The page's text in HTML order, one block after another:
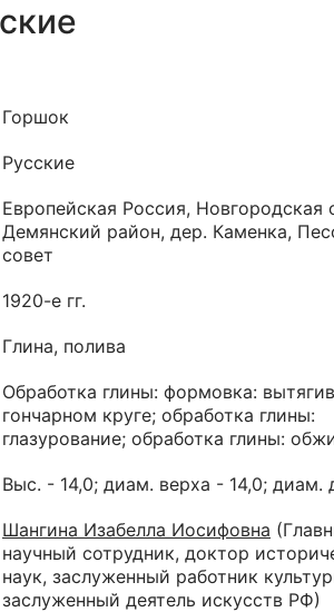
Горшок
Русские
Европейская Россия, Новгородская
Демянский район, дер. Каменка,
совет
1920-е гг.
Глина, полива
Обработка глины: формовка:
гончарном круге; обработка глины:
глазурование; обработка глины:
Выс. - 14,0; диам. верха - 14,0; диам.
Шангина Изабелла Иосифовна
научный сотрудник, доктор
наук, заслуженный работник
заслуженный деятель искусств РФ)